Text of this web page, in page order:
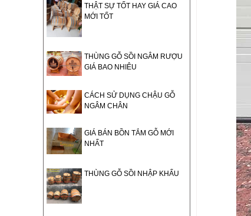
THẬT SỰ TỐT HAY GIÁ CAO
MỚI TỐT
THÙNG GỖ SỒI NGÂM RƯỢU
GIÁ BAO NHIÊU
CÁCH SỬ DỤNG CHẬU GỖ
NGÂM CHÂN
GIÁ BÁN BỒN TẮM GỖ MỚI
NHẤT
THÙNG GỖ SỒI NHẬP KHẨU